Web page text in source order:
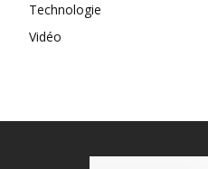
Technologie
Vidéo